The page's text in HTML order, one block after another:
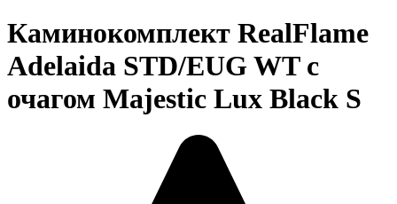
Каминокомплект RealFlame
Adelaida STD/EUG WT с
очагом Majestic Lux Black S